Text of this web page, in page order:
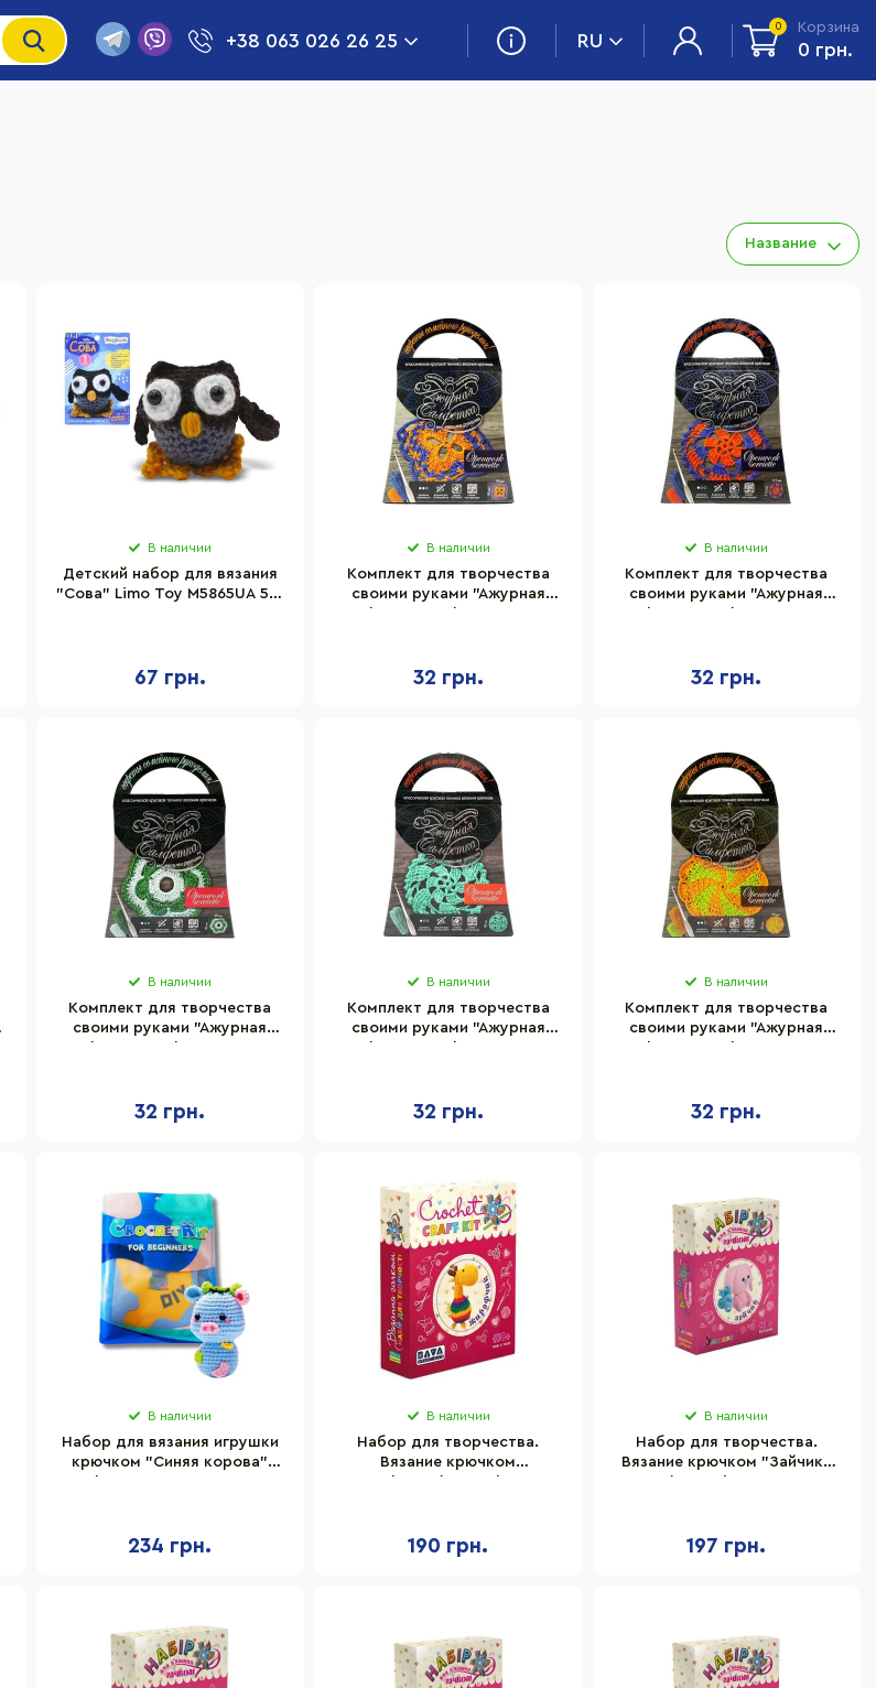
+38 063 026 26 25 RU
0 Корзина
0 грн.
Название
В наличии
Детский набор для вязания
"Сова" Limo Toy M5865UA 55-
67 грн.
В наличии
Комплект для творчества
своими руками "Ажурная
32 грн.
В наличии
Комплект для творчества
своими руками "Ажурная
32 грн.
В наличии
Комплект для творчества
своими руками "Ажурная
32 грн.
В наличии
Комплект для творчества
своими руками "Ажурная
32 грн.
В наличии
Комплект для творчества
своими руками "Ажурная
32 грн.
В наличии
Набор для вязания игрушки
крючком "Синяя корова"
234 грн.
В наличии
Набор для творчества.
Вязание крючком
190 грн.
В наличии
Набор для творчества.
Вязание крючком "Зайчик"
197 грн.